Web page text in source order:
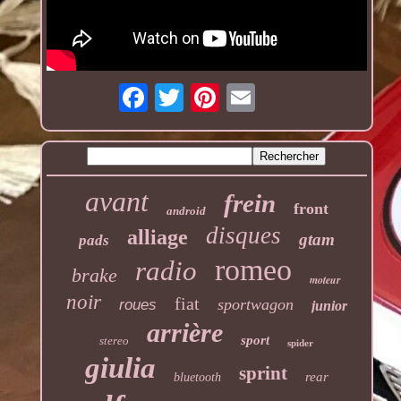
avant android frein front
pads alliage disques gtam
brake radio romeo moteur
noir roues fiat sportwagon junior
stereo arrière sport spider
giulia bluetooth sprint rear